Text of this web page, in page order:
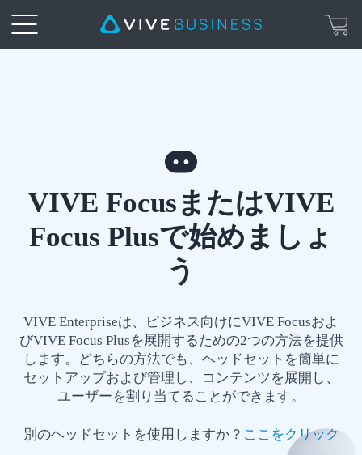
イ
ン
ヘ
ッ
ド
Focus
ま
は
VIVE
Focus
Plus
VIVE FocusまたはVIVE
Focus Plusで始めましょ
う
VIVE Enterpriseは、ビジネス向けにVIVE Focusおよ
びVIVE Focus Plusを展開するための2つの方法を提供
します。どちらの方法でも、ヘッドセットを簡単に
セットアップおよび管理し、コンテンツを展開し、
ユーザーを割り当てることができます。
別のヘッドセットを使用しますか？ ここをクリック